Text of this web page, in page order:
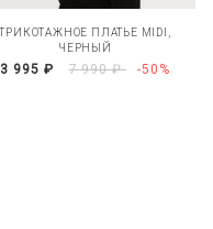
ТРИКОТАЖНОЕ ПЛАТЬЕ MIDI,
ЧЕРНЫЙ
3 995 ₽ 7 990 ₽ -50%